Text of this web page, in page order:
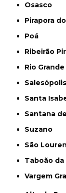
Osasco
Pirapora
Poá
Ribeirão
Rio
Salesópolis
Santa
Santana
Suzano
São
Taboão
Vargem